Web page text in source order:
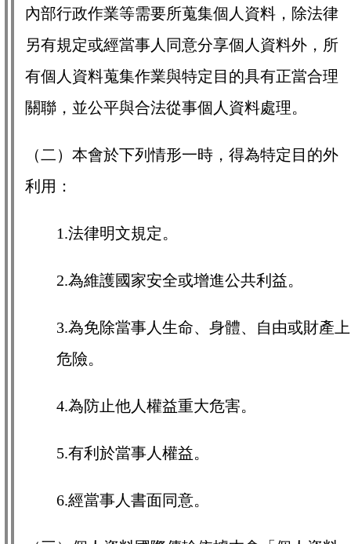
內部行政作業等需要所蒐集個人資料，除法律
另有規定或經當事人同意分享個人資料外，所
有個人資料蒐集作業與特定目的具有正當合理
關聯，並公平與合法從事個人資料處理。
（二）本會於下列情形一時，得為特定目的外
利用：
1.法律明文規定。
2.為維護國家安全或增進公共利益。
3.為免除當事人生命、身體、自由或財產上
危險。
4.為防止他人權益重大危害。
5.有利於當事人權益。
6.經當事人書面同意。